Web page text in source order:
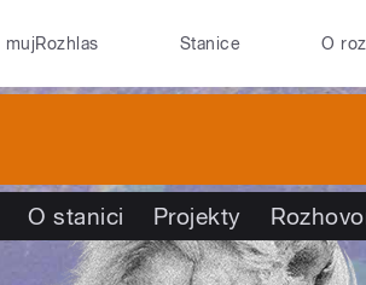
mujRozhlas Stanice O
O stanici Projekty